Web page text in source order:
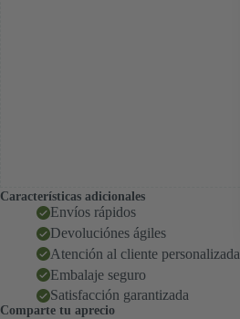
Características adicionales
Envíos rápidos
Devoluciónes ágiles
Atención al cliente personalizada
Embalaje seguro
Satisfacción garantizada
Comparte tu aprecio